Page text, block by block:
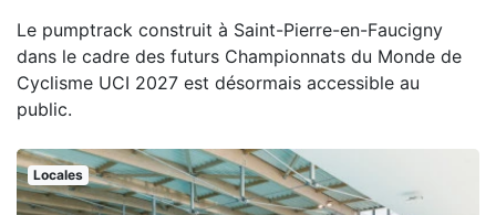
Le pumptrack construit à Saint-Pierre-en-Faucigny
dans le cadre des futurs Championnats du Monde de
Cyclisme UCI 2027 est désormais accessible au
public.
Locales